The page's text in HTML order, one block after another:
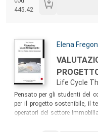
economiche e accessibili,
soddisfacimento dei
applicativi degni di nota
445.42
Autori:
Elena
Titolo:
Life Cycle
Sommario:
Pensato per gli studenti del
per il progetto sostenibile, il
operatori del settore
di base intorno alle